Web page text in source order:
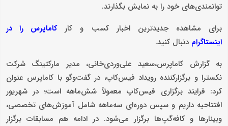
توانمندی‌های خود را به نمایش بگذارند.
برای مشاهده جدیدترین اخبار کسب و کار
کاماپرس را در
اینستاگرام دنبال کنید.
به گزارش کاماپرس،سعید علی‌وردی‌خانی، مدیر مارکتینگ شرکت
نکسترا و برگزارکننده رویداد فیس‌کاپ، در گفت‌وگو با کاماپرس عنوان
کرد: فرایند برگزاری فیس‌کاپ معمولاً شش‌ماهه است؛ در شهریور
افتتاحیه داریم و سپس دوره‌ای سه‌ماهه شامل آموزش‌های تخصصی،
وبینارها و کافه‌گپ‌ها برگزار می‌شود. در ادامه هم مسابقات برگزار